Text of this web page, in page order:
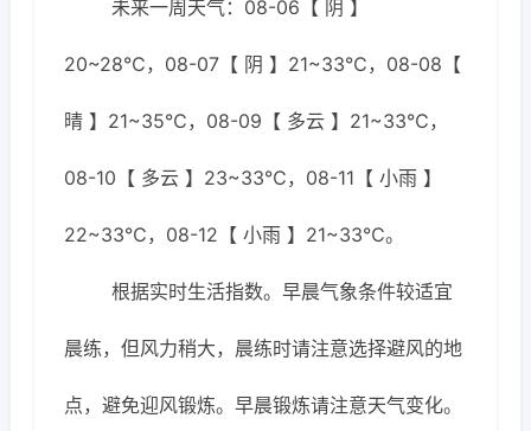
未来一周天气：08-06【 阴 】
20~28℃，08-07【 阴 】21~33℃，08-08【
晴 】21~35℃，08-09【 多云 】21~33℃，
08-10【 多云 】23~33℃，08-11【 小雨 】
22~33℃，08-12【 小雨 】21~33℃。
根据实时生活指数。早晨气象条件较适宜
晨练，但风力稍大，晨练时请注意选择避风的地
点，避免迎风锻炼。早晨锻炼请注意天气变化。